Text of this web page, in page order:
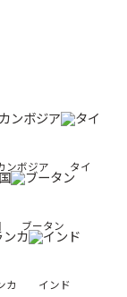
ンボジア タイ
ブータン
カ インド